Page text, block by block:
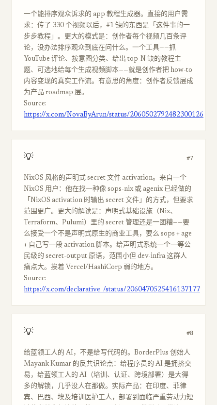
一个能排序观众诉求的 app 教程生成器。直接的用户需
求：传了 330 个视频以后，#1 缺的东西是「这件事的一
步步教程」。更大的模式是：创作者每个视频几百条评
论，没办法排序观众到底在问什么。一个工具——抓
YouTube 评论、按意图分类、给出 top-N 缺的教程主
题、可选地给每个生成视频脚本——就是创作者把 how-to
内容变现的真实工作流。有意思的角度：创作者反馈层成
为产品 roadmap 层。
Source:
https://x.com/NovaByArun/status/2060502792482300126
💡 #7
NixOS 风格的声明式 secret 文件 activation。来自一个
NixOS 用户：他在找一种像 sops-nix 或 agenix 已经做的
「NixOS activation 时输出 secret 文件」的方式，但要求
范围更广。更大的解读是：声明式基础设施（Nix、
Terraform、Pulumi）里的 secret 管理还是一团糟——要
么接受一个不是声明式原生的商业工具，要么 sops + age
+ 自己写一段 activation 脚本。给声明式系统一个一等公
民级的 secret-output 原语，范围小但 dev-infra 这群人
痛点大。挨着 Vercel/HashiCorp 弱的地方。
Source:
https://x.com/declarative_/status/2060470525416137177
💡 #8
给蓝领工人的 AI，不是给写代码的。BorderPlus 创始人
Mayank Kumar 的反共识论点：给程序员的 AI 是拥挤交
易，给蓝领工人的 AI（培训、认证、跨境部署）是大得
多的解锁，几乎没人在那做。实际产品：在印度、菲律
宾、巴西、埃及培训医护工人，部署到面临严重劳动力短